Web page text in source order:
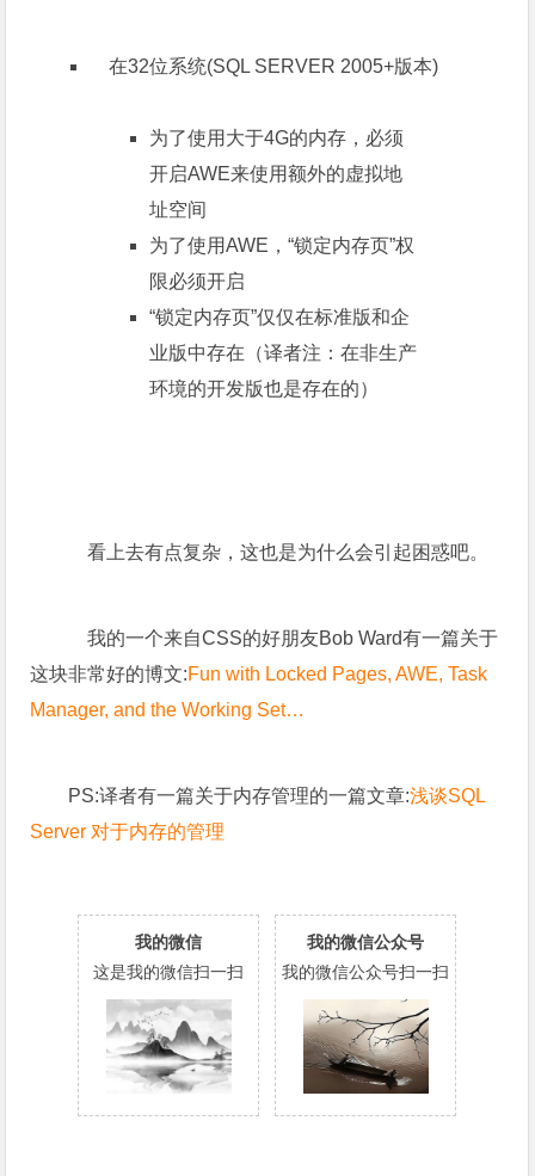
在32位系统(SQL SERVER 2005+版本)
为了使用大于4G的内存，必须
开启AWE来使用额外的虚拟地
址空间
为了使用AWE，“锁定内存页”权
限必须开启
“锁定内存页”仅仅在标准版和企
业版中存在（译者注：在非生产
环境的开发版也是存在的）
看上去有点复杂，这也是为什么会引起困惑吧。
我的一个来自CSS的好朋友Bob Ward有一篇关于
这块非常好的博文:Fun with Locked Pages, AWE, Task
Manager, and the Working Set…
PS:译者有一篇关于内存管理的一篇文章:浅谈SQL
Server 对于内存的管理
我的微信
这是我的微信扫一扫
我的微信公众号
我的微信公众号扫一扫